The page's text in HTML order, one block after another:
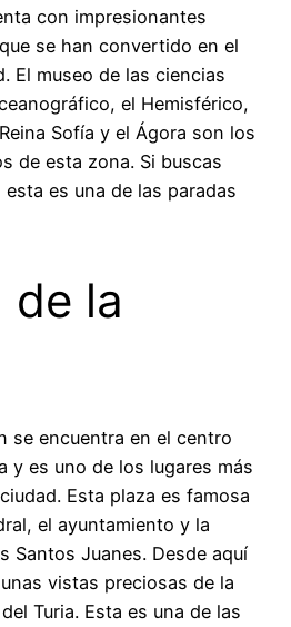
con impresionantes
se han convertido en el
El museo de las ciencias
el Hemisférico,
Sofía y el Ágora son los
de esta zona. Si buscas
es una de las paradas
de la
se encuentra en el centro
y es uno de los lugares más
Esta plaza es famosa
el ayuntamiento y la
Santos Juanes. Desde aquí
vistas preciosas de la
Turia. Esta es una de las